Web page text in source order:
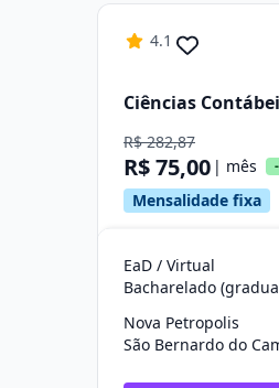
4.1
Ciências
R$ 282,87
R$ 75,00 | mês
Mensalidade fixa
EaD / Virtual
Bacharelado
Nova Petropolis